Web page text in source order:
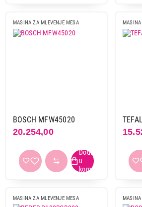
MASINA ZA MLEVENJE MESA
BOSCH MFW45020
20.254,00
MASINA ZA MLEVENJE MESA
9.990,00
MAŠINE ZA MLEVENJE MESA
Nastavi kupovinu
Završi kupovinu